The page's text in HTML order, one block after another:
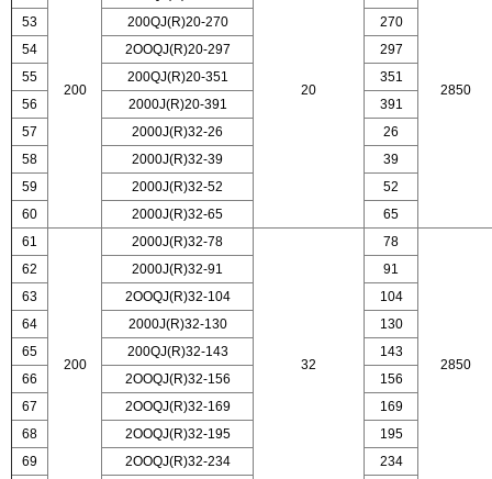
200 20 2850
53
200QJ(R)20-270
270
54
2OOQJ(R)20-297
297
55
200QJ(R)20-351
351
56
2000J(R)20-391
391
57
2000J(R)32-26
26
58
2000J(R)32-39
39
59
2000J(R)32-52
52
60
2000J(R)32-65
65
61
200
2000J(R)32-78
32
78
2850
62 2000J(R)32-91
91
63
2OOQJ(R)32-104
104
64
2000J(R)32-130
130
65
200QJ(R)32-143
143
66
2OOQJ(R)32-156
156
67
2OOQJ(R)32-169
169
68
2OOQJ(R)32-195
195
69
2OOQJ(R)32-234
234